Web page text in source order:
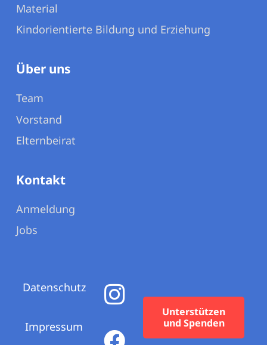
Material
Kindorientierte Bildung und Erziehung
Über uns
Team
Vorstand
Elternbeirat
Kontakt
Anmeldung
Jobs
Datenschutz
Impressum
Unterstützen
und Spenden